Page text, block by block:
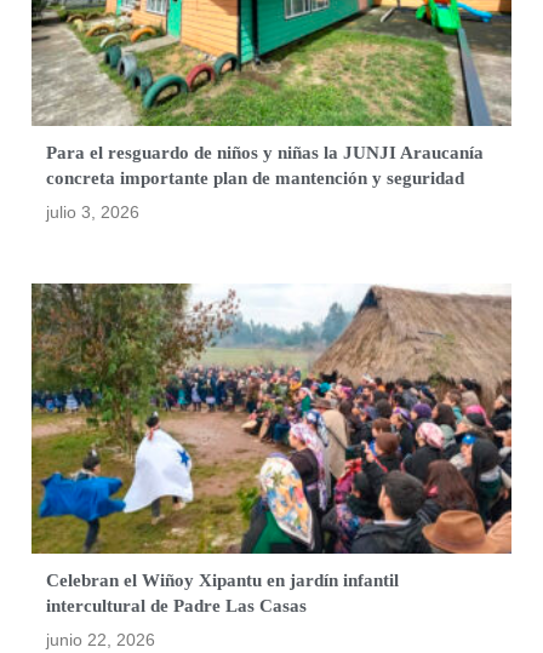
Para el resguardo de niños y niñas la JUNJI Araucanía
concreta importante plan de mantención y seguridad
julio 3, 2026
Celebran el Wiñoy Xipantu en jardín infantil
intercultural de Padre Las Casas
junio 22, 2026